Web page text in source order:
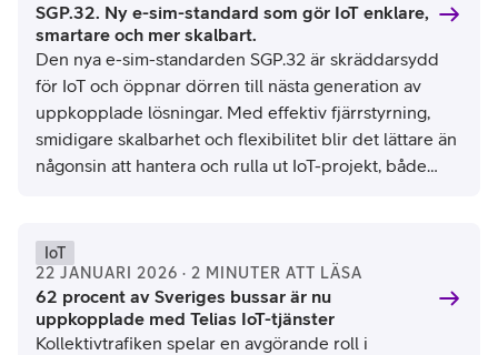
SGP.32. Ny e-sim-standard som gör IoT enklare,
smartare och mer skalbart.
Den nya e-sim-standarden SGP.32 är skräddarsydd
för IoT och öppnar dörren till nästa generation av
uppkopplade lösningar. Med effektiv fjärrstyrning,
smidigare skalbarhet och flexibilitet blir det lättare än
någonsin att hantera och rulla ut IoT-projekt, både
IoT
22 JANUARI 2026 · 2 MINUTER ATT LÄSA
62 procent av Sveriges bussar är nu
uppkopplade med Telias IoT-tjänster
Kollektivtrafiken spelar en avgörande roll i